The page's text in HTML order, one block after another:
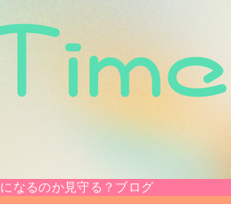
なるのか見守る？ブログ